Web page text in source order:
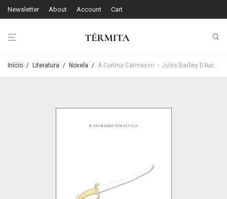
Newsletter About Account Cart
Início / Literatura / Novela / A Cortina Carmesim – Jules Barbey D’Aurevilly